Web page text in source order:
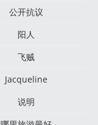
公开抗议
阳人
飞贼
Jacqueline
说明